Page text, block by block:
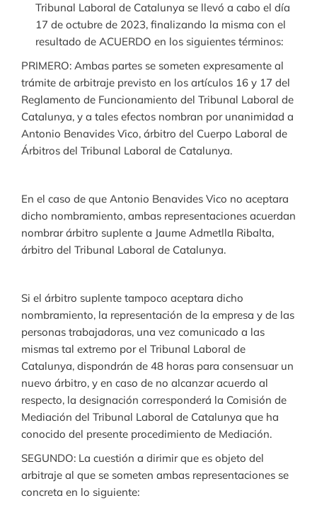
Tribunal Laboral de Catalunya se llevó a cabo el día
17 de octubre de 2023, finalizando la misma con el
resultado de ACUERDO en los siguientes términos:
PRIMERO: Ambas partes se someten expresamente al
trámite de arbitraje previsto en los artículos 16 y 17 del
Reglamento de Funcionamiento del Tribunal Laboral de
Catalunya, y a tales efectos nombran por unanimidad a
Antonio Benavides Vico, árbitro del Cuerpo Laboral de
Árbitros del Tribunal Laboral de Catalunya.
En el caso de que Antonio Benavides Vico no aceptara
dicho nombramiento, ambas representaciones acuerdan
nombrar árbitro suplente a Jaume Admetlla Ribalta,
árbitro del Tribunal Laboral de Catalunya.
Si el árbitro suplente tampoco aceptara dicho
nombramiento, la representación de la empresa y de las
personas trabajadoras, una vez comunicado a las
mismas tal extremo por el Tribunal Laboral de
Catalunya, dispondrán de 48 horas para consensuar un
nuevo árbitro, y en caso de no alcanzar acuerdo al
respecto, la designación corresponderá la Comisión de
Mediación del Tribunal Laboral de Catalunya que ha
conocido del presente procedimiento de Mediación.
SEGUNDO: La cuestión a dirimir que es objeto del
arbitraje al que se someten ambas representaciones se
concreta en lo siguiente: